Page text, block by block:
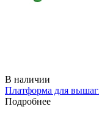
В наличии
Платформа для
Подробнее